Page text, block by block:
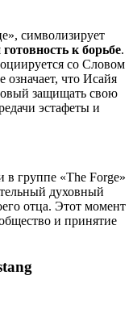
символизирует
к борьбе.
со Словом
что Исайя
защищать свою
эстафеты и
в группе «The Forge»
духовный
отца. Этот момент
и принятие